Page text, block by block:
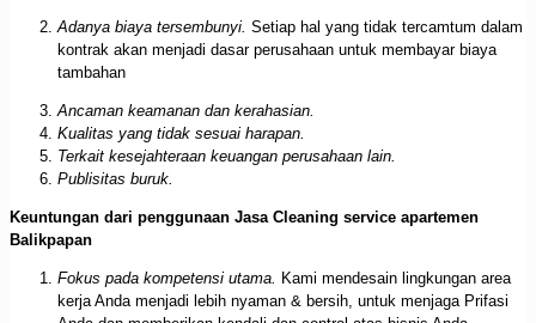
Adanya biaya tersembunyi. Setiap hal yang tidak tercamtum dalam
kontrak akan menjadi dasar perusahaan untuk membayar biaya
tambahan
Ancaman keamanan dan kerahasian.
Kualitas yang tidak sesuai harapan.
Terkait kesejahteraan keuangan perusahaan lain.
Publisitas buruk.
Keuntungan dari penggunaan Jasa Cleaning service apartemen
Balikpapan
Fokus pada kompetensi utama. Kami mendesain lingkungan area
kerja Anda menjadi lebih nyaman & bersih, untuk menjaga Prifasi